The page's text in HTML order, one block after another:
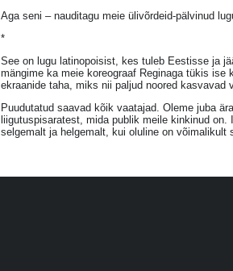
Aga seni – nauditagu meie ülivõrdeid-pälvinud
*
See on lugu latinopoisist, kes tuleb Eestisse ja
mängime ka meie koreograaf Reginaga tükis
ekraanide taha, miks nii paljud noored
Puudutatud saavad kõik vaatajad. Oleme juba
liigutuspisaratest, mida publik meile kinkinud
selgemalt ja helgemalt, kui oluline on võimalikult